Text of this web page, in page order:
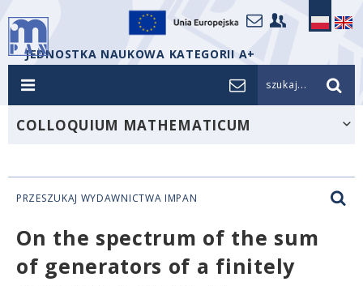
JEDNOSTKA NAUKOWA KATEGORII A+
szukaj...
COLLOQUIUM MATHEMATICUM
PRZESZUKAJ WYDAWNICTWA IMPAN
On the spectrum of the sum
of generators of a finitely